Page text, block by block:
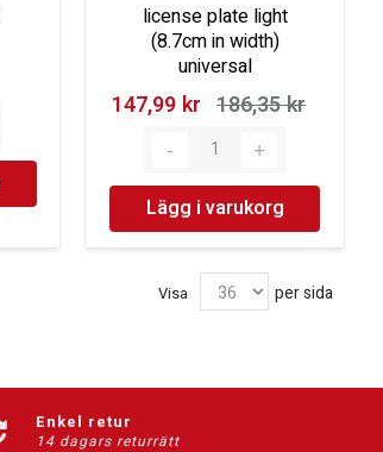
license plate light
(8.7cm in width)
universal
147,99 kr‎ 186,35 kr‎
Lägg i varukorg
Visa per sida
Enkel retur
14 dagars returrätt